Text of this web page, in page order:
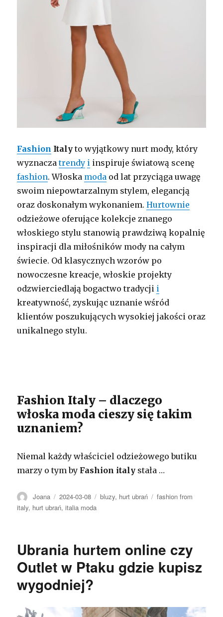
Fashion Italy to wyjątkowy nurt mody, który
wyznaczatrendy i inspiruje światową scenę
fashion. Włoska moda od lat przyciąga uwagę
swoim niepowtarzalnym stylem, elegancją
oraz doskonałym wykonaniem.Hurtownie
odzieżowe oferujące kolekcje znanego
włoskiego stylu stanowią prawdziwą kopalnię
inspiracji dla miłośników mody na całym
świecie. Od klasycznych wzorów po
nowoczesne kreacje, włoskie projekty
odzwierciedlają bogactwo tradycji i
kreatywność, zyskując uznanie wśród
klientów poszukujących wysokiej jakości oraz
unikalnego stylu.
Fashion Italy – dlaczego
włoska moda cieszy się takim
uznaniem?
Niemal każdy właściciel odzieżowego butiku
marzy o tym by Fashion italy stała …
Autor
Joana Opublikowano
2024-03-08 Kategorie
bluzy, hurt ubrań Tagi
fashion from
italy, hurt ubrań,italia moda
Ubrania hurtem online czy
Outlet w Ptaku gdzie kupisz
wygodniej?